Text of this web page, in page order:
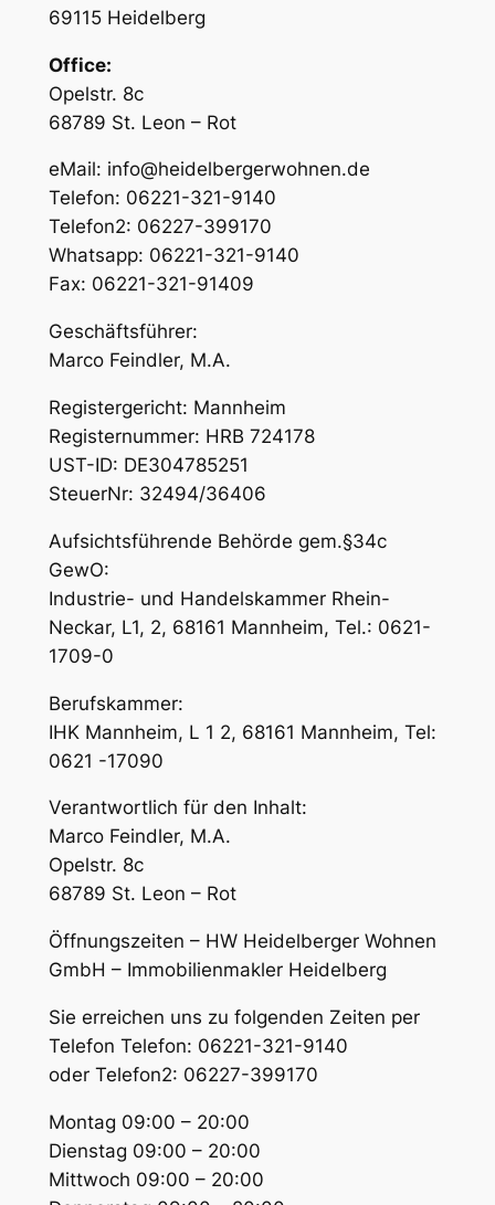
69115 Heidelberg
Office:
Opelstr. 8c
68789 St. Leon – Rot
eMail: info@heidelbergerwohnen.de
Telefon: 06221-321-9140
Telefon2: 06227-399170
Whatsapp: 06221-321-9140
Fax: 06221-321-91409
Geschäftsführer:
Marco Feindler, M.A.
Registergericht: Mannheim
Registernummer: HRB 724178
UST-ID: DE304785251
SteuerNr: 32494/36406
Aufsichtsführende Behörde gem.§34c
GewO:
Industrie- und Handelskammer Rhein-
Neckar, L1, 2, 68161 Mannheim, Tel.: 0621-
1709-0
Berufskammer:
IHK Mannheim, L 1 2, 68161 Mannheim, Tel:
0621 -17090
Verantwortlich für den Inhalt:
Marco Feindler, M.A.
Opelstr. 8c
68789 St. Leon – Rot
Öffnungszeiten – HW Heidelberger Wohnen
GmbH – Immobilienmakler Heidelberg
Sie erreichen uns zu folgenden Zeiten per
Telefon Telefon: 06221-321-9140
oder Telefon2: 06227-399170
Montag 09:00 – 20:00
Dienstag 09:00 – 20:00
Mittwoch 09:00 – 20:00